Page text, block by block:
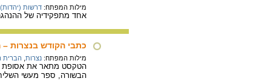
מילות המפתח: דרשות (יהדות)
אחד מתפקידיה של
כתבי הקודש בנצרות
מילות המפתח: נצרות הברית
הטקסט מתאר את אסופת
הבשורה, ספר מעשי